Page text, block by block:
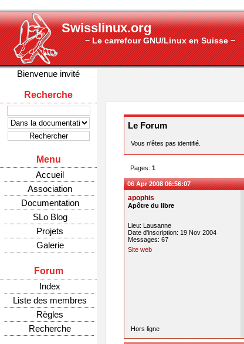
Swisslinux.org
− Le carrefour GNU/Linux en Suisse −
Bienvenue invité
Recherche
Menu
Accueil
Association
Documentation
SLo Blog
Projets
Galerie
Forum
Index
Liste des membres
Règles
Recherche
Le Forum
Vous n'êtes pas identifié.
Pages: 1
06 Apr 2008 06:56:07
apophis
Apôtre du libre
Lieu: Lausanne
Date d'inscription: 19 Nov 2004
Messages: 67
Site web
Hors ligne